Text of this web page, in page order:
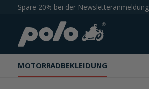
Zur Hauptnavigation springen
Spare 20% bei der Newsletteranmeldung
MOTORRADBEKLEIDUNG